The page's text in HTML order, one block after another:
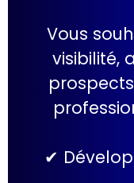
Vous
visibilité,
✔